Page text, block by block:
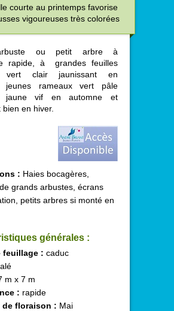
courte au printemps favorise
vigoureuses très colorées
ou petit arbre à
rapide, à grandes feuilles
vert clair jaunissant en
jeunes rameaux vert pâle
jaune vif en automne et
en hiver.
: Haies bocagères,
grands arbustes, écrans
petits arbres si monté en
générales :
feuillage : caduc
m x 7 m
: rapide
de floraison : Mai